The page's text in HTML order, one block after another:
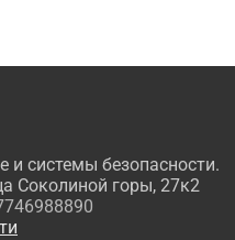
системы безопасности.
Соколиной горы, 27к2